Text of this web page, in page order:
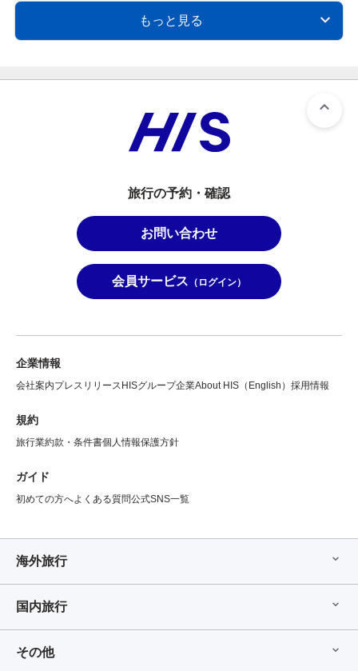
もっと見る
旅行の予約・確認
お問い合わせ
会員サービス （ログイン）
企業情報
会社案内プレスリリース HISグループ企業About HIS（English） 採用情報
規約
旅行業約款・条件書個人情報保護方針
ガイド
初めての方へよくある質問公式SNS一覧
海外旅行
国内旅行
その他